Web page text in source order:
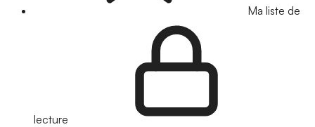
Ma liste de
lecture